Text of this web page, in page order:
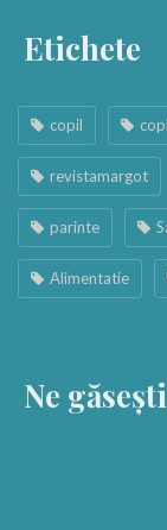
Etichete
copil
revistamargot
parinte
Alimentatie
Ne